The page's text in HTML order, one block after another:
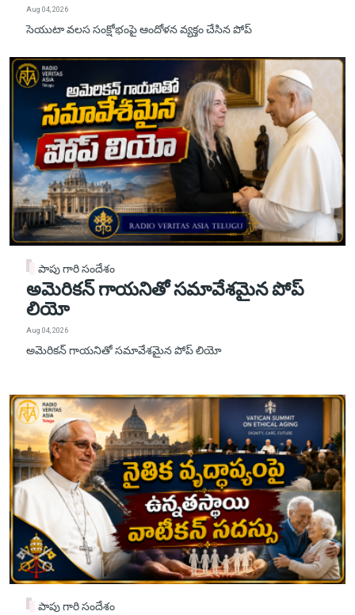
Aug 04, 2026
సెయుటా వలస సంక్షోభంపై ఆందోళన వ్యక్తం చేసిన పోప్
పాపు గారి సందేశం
అమెరికన్ గాయనితో సమావేశమైన పోప్
లియో
Aug 04, 2026
అమెరికన్ గాయనితో సమావేశమైన పోప్ లియో
పాపు గారి సందేశం